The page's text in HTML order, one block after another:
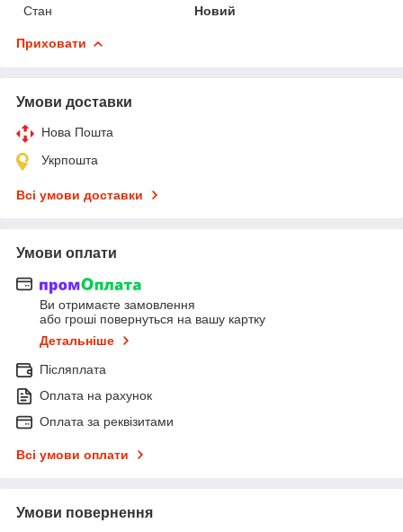
Стан
Новий
Приховати
Умови доставки
Нова Пошта
Укрпошта
Всі умови доставки
Умови оплати
Ви отримаєте замовлення
або гроші повернуться на вашу картку
Детальніше
Післяплата
Оплата на рахунок
Оплата за реквізитами
Всі умови оплати
Умови повернення